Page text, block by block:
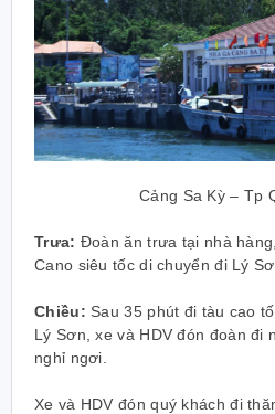
Cảng Sa Kỳ – Tp
Trưa: Đoàn ăn trưa tại nhà
Cano siêu tốc di chuyển đi Lý
Chiều: Sau 35 phút đi tàu cao
Lý Sơn, xe và HDV đón đoàn đi
nghỉ ngơi.
Xe và HDV đón quý khách đi